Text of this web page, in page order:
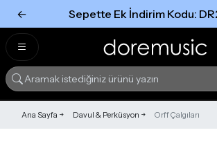
← Sepette Ek İndirim Kodu:
Ana Sayfa Davul & Perküsyon Orff Çalgıları